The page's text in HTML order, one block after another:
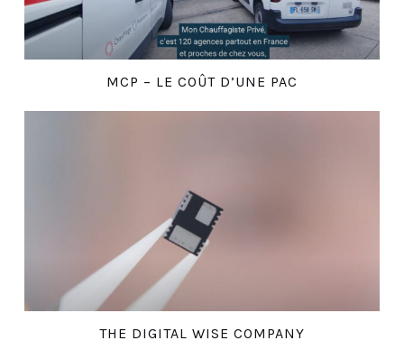
MCP – LE COÛT D’UNE PAC
THE DIGITAL WISE COMPANY